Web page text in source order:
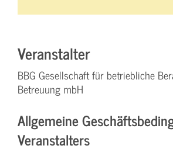
Veranstalter
BBG Gesellschaft für betriebliche
Betreuung mbH
Allgemeine
Veranstalters